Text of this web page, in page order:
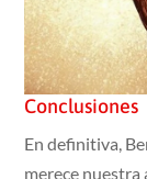
Conclusiones
En definitiva,
merece